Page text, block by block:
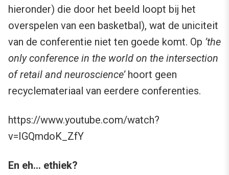
hieronder) die door het beeld loopt bij het
overspelen van een basketbal), wat de uniciteit
van de conferentie niet ten goede komt. Op ’the
only conference in the world on the intersection
of retail and neuroscience’hoort geen
recyclemateriaal van eerdere conferenties.
https://www.youtube.com/watch?
v=IGQmdoK_ZfY
En eh… ethiek?